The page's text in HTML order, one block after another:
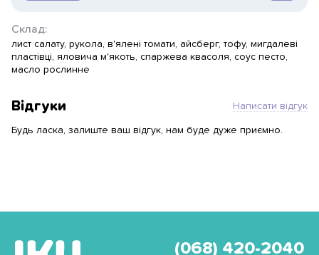
Склад:
лист салату, рукола, в'ялені томати, айсберг, тофу, мигдалеві
пластівці, яловича м'якоть, спаржева квасоля, соус песто,
масло рослинне
Відгуки Написати відгук
Будь ласка, залиште ваш відгук, нам буде дуже приємно.
(068) 420-2040